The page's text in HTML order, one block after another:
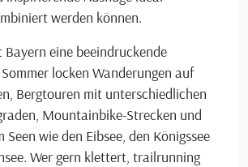
werden können.
eine beeindruckende
locken Wanderungen auf
Bergtouren mit unterschiedlichen
Mountainbike-Strecken und
Seen wie den Eibsee, den Königssee
Wer gern klettert, trailrunning